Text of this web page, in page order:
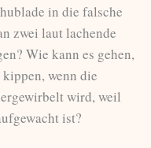
in die falsche
zwei laut lachende
Wie kann es gehen,
wenn die
wird, weil
ist?